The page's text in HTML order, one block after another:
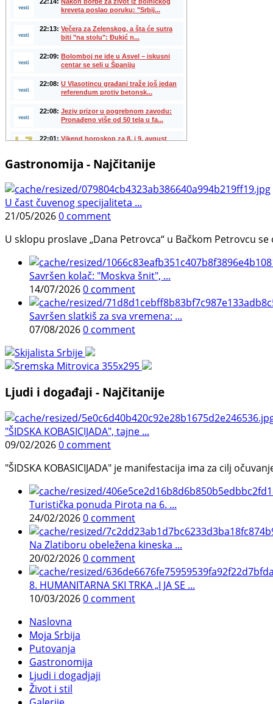
Gastronomija - Najčitanije
U čast čuvenog specijaliteta ...
21/05/20260 comment
U sklopu proslave „Dana Petrovca“ u Bačkom Petrovcu
Savršen kolač: "Moskva šnit", ...
14/07/20260 comment
Savršen slatkiš za sva vremena: ...
07/08/20260 comment
Ljudi i događaji - Najčitanije
"ŠIDSKA KOBASICIJADA", tajne ...
09/02/20260 comment
"ŠIDSKA KOBASICIJADA" je manifestacija ima za cilj
Turistička ponuda Pirota na 6. ...
24/02/20260 comment
Na Zlatiboru obeležena kineska ...
20/02/20260 comment
8. HUMANITARNA SKI TRKA „I JA SE ...
10/03/20260 comment
Naslovna
Moja Srbija
Putovanja
Gastronomija
Ljudi i dogadjaji
Život i stil